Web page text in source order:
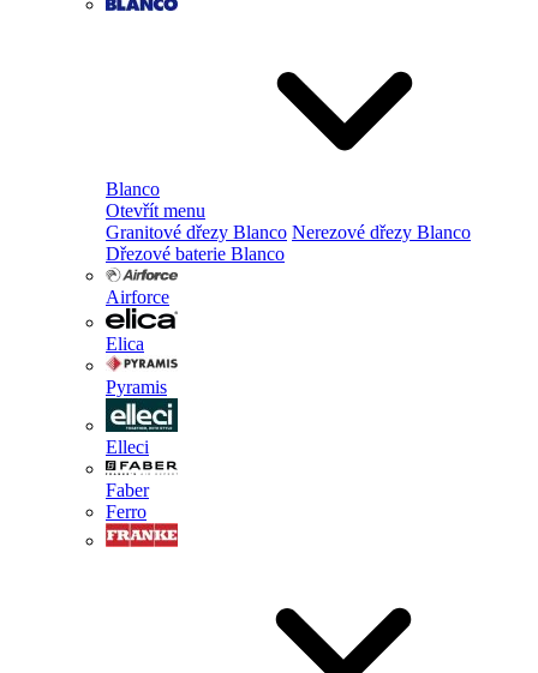
Blanco
Otevřít menu
Granitové dřezy Blanco Nerezové dřezy Blanco
Dřezové baterie Blanco
Airforce
Elica
Pyramis
Elleci
Faber
Ferro